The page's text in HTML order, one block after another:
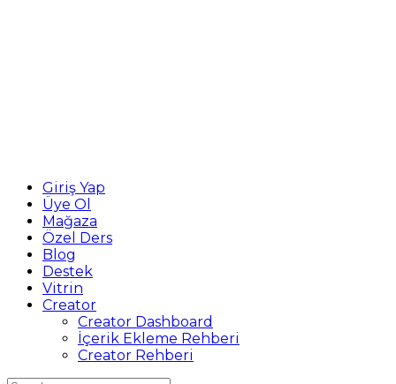
Giriş Yap
Üye Ol
Mağaza
Özel Ders
Blog
Destek
Vitrin
Creator
Creator Dashboard
İçerik Ekleme Rehberi
Creator Rehberi